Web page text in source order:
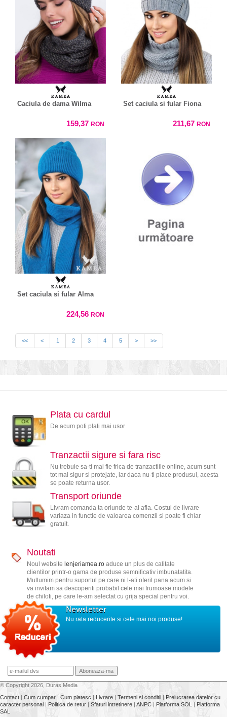
Caciula de dama Wilma
159,37 RON
Set caciula si fular Fiona
211,67 RON
Set caciula si fular Alma
224,56 RON
<< < 1 2 3 4 5 > >>
Plata cu cardul
De acum poti plati mai usor
Tranzactii sigure si fara risc
Nu trebuie sa-ti mai fie frica de tranzactiile online, acum sunt
tot mai sigur si protejate, iar daca nu-ti place produsul, acesta
se poate returna usor.
Transport oriunde
Livram comanda ta oriunde te-ai afla. Costul de livrare
variaza in functie de valoarea comenzii si poate fi chiar
gratuit.
Noutati
Noul website lenjeriamea.roaduce un plus de calitate
clientilor printr-o gama de produse semnificativ imbunatatita.
Multumim pentru suportul pe care ni l-ati oferit pana acum si
va invitam sa descoperiti probabil cele mai frumoase modele
de chiloti, pe care le-am selectat cu grija special pentru voi.
Newsletter
Nu rata reducerile si cele mai noi produse!
© Copyright 2026, Duras Media
Contact | Cum cumpar | Cum platesc | Livrare | Termeni si conditii | Prelucrarea datelor cu
caracter personal | Politica de retur | Sfaturi intretinere | ANPC | Platforma SOL | Platforma
SAL